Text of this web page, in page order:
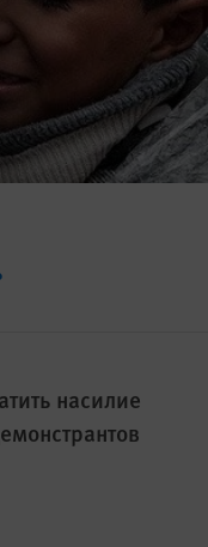
насилие